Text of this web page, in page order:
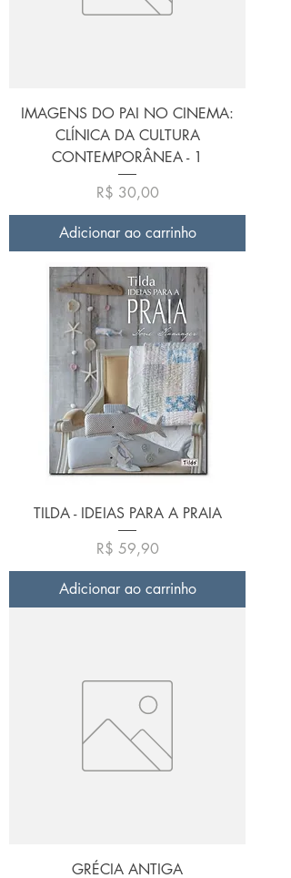
IMAGENS DO PAI NO CINEMA:
CLÍNICA DA CULTURA
CONTEMPORÂNEA - 1
Preço
R$ 30,00
Adicionar ao carrinho
TILDA - IDEIAS PARA A PRAIA
Preço
R$ 59,90
Adicionar ao carrinho
GRÉCIA ANTIGA